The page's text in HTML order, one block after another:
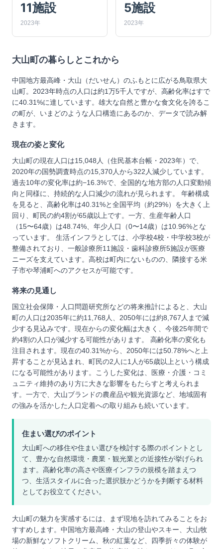
11施設
2023年
5施設
2023年
大山町 の暮らしとこれから
中国地方最高峰・大山（だいせん）のふもとに広がる鳥取県大
山町。2023年時点の人口は約1万5千人ですが、高齢化率はすで
に40.31%に達しています。雄大な自然と豊かな食文化を誇るこ
の町が、いまどのような人口構造にあるのか、データで読み解
きます。
現在の姿と変化
大山町の現在人口は15,048人（住民基本台帳・2023年）で、
2020年の国勢調査時点の15,370人から322人減少しています。
過去10年の変化率は約−16.3%で、全国的な地方部の人口変動傾
向と同様に、持続的な人口減少の流れが見られます。 年齢構成
を見ると、高齢化率は40.31%と全国平均（約29%）を大きく上
回り、町民の約4割が65歳以上です。一方、生産年齢人口
（15〜64歳）は48.74%、年少人口（0〜14歳）は10.96%とな
っています。 生活インフラとしては、小学校4校・中学校3校が
整備されており、一般診療所11施設・歯科診療所5施設が医療
ニーズを支えています。高校は町内にないものの、隣接する米
子市や琴浦町へのアクセスが可能です。
将来の見通し
国立社会保障・人口問題研究所などの将来推計によると、大山
町の人口は2035年に約11,768人、2050年には約8,767人まで減
少する見込みです。現在からの変化幅は大きく、今後25年間で
約4割の人口が減少する可能性があります。 高齢化率の変化も
注目されます。現在の40.31%から、2050年には50.78%へと上
昇することが見込まれ、町民の2人に1人が65歳以上という構成
になる可能性があります。こうした変化は、医療・介護・コミ
ュニティ維持のあり方に大きな影響をもたらすと考えられま
す。一方で、大山ブランドの農産品や観光資源など、地域固有
の強みを活かした人口定着への取り組みも続いています。
住まい選びのポイント
大山町への移住や住まい選びを検討する際のポイントとし
て、豊かな自然環境・農業・観光業との近接性が挙げられ
ます。高齢化率の高さや医療インフラの規模を踏まえつ
つ、生活スタイルに合った選択肢かどうかを判断する材料
としてお役立てください。
大山町の魅力を実感するには、まず現地を訪れてみることをお
すすめします。中国地方最高峰・大山の登山やスキー、大山牧
場の新鮮なソフトクリーム、秋の紅葉など、四季折々の体験が